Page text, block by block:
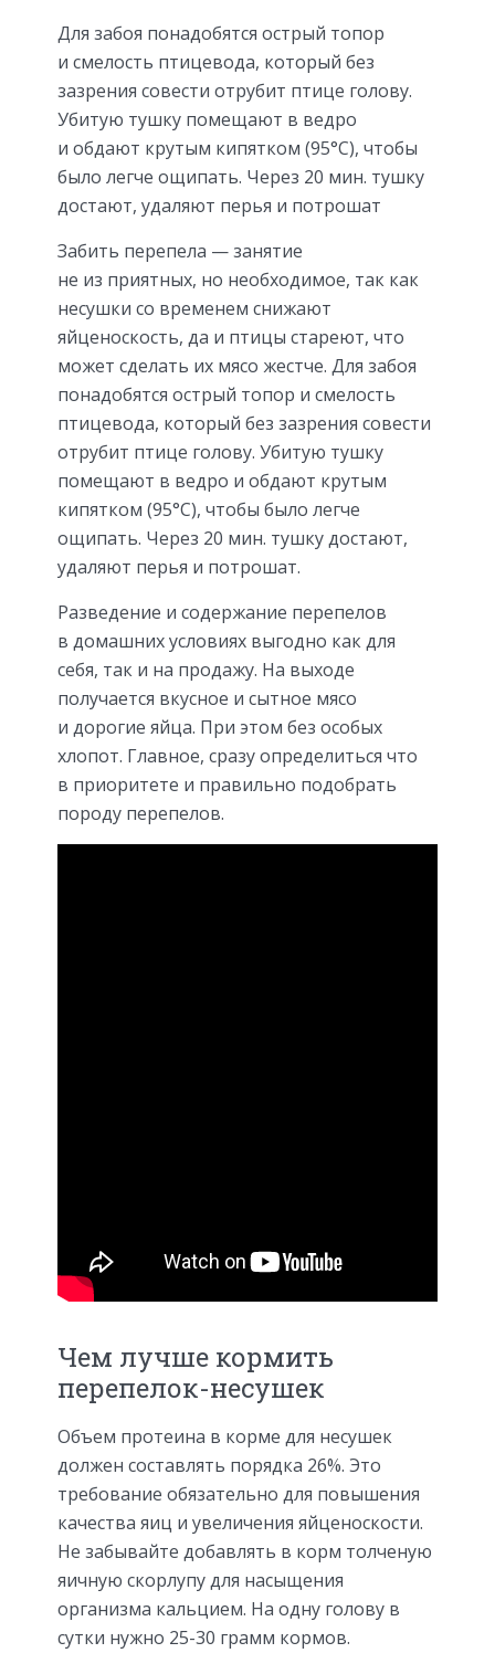
Для забоя понадобятся острый топор
и смелость птицевода, который без
зазрения совести отрубит птице голову.
Убитую тушку помещают в ведро
и обдают крутым кипятком (95°C), чтобы
было легче ощипать. Через 20 мин. тушку
достают, удаляют перья и потрошат
Забить перепела — занятие
не из приятных, но необходимое, так как
несушки со временем снижают
яйценоскость, да и птицы стареют, что
может сделать их мясо жестче. Для забоя
понадобятся острый топор и смелость
птицевода, который без зазрения совести
отрубит птице голову. Убитую тушку
помещают в ведро и обдают крутым
кипятком (95°C), чтобы было легче
ощипать. Через 20 мин. тушку достают,
удаляют перья и потрошат.
Разведение и содержание перепелов
в домашних условиях выгодно как для
себя, так и на продажу. На выходе
получается вкусное и сытное мясо
и дорогие яйца. При этом без особых
хлопот. Главное, сразу определиться что
в приоритете и правильно подобрать
породу перепелов.
Чем лучше кормить
перепелок-несушек
Объем протеина в корме для несушек
должен составлять порядка 26%. Это
требование обязательно для повышения
качества яиц и увеличения яйценоскости.
Не забывайте добавлять в корм толченую
яичную скорлупу для насыщения
организма кальцием. На одну голову в
сутки нужно 25-30 грамм кормов.